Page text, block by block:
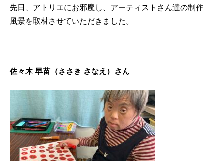
先日、アトリエにお邪魔し、アーティストさん達の制作
風景を取材させていただきました。
佐々木 早苗（ささき さなえ）さん